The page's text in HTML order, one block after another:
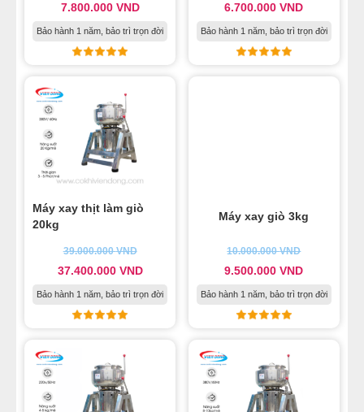
7.800.000 VND
Bảo hành 1 năm, bảo trì trọn đời
6.700.000VND
Bảo hành 1 năm, bảo trì trọn đời
Máy xay thịt làm giò
20kg
39.000.000VND
37.400.000 VND
Bảo hành 1 năm, bảo trì trọn đời
Máy xay giò 3kg
10.000.000VND
9.500.000VND
Bảo hành 1 năm, bảo trì trọn đời